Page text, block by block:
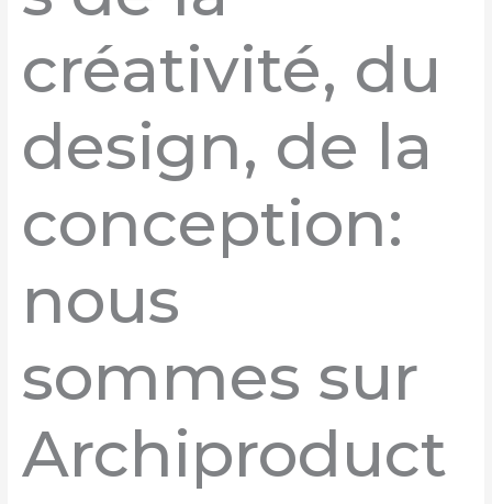
créativité, du
design, de la
conception:
nous
sommes sur
Archiproduct